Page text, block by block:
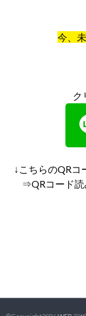
今、
ク
↓こちらのQRコ
⇒QRコード読